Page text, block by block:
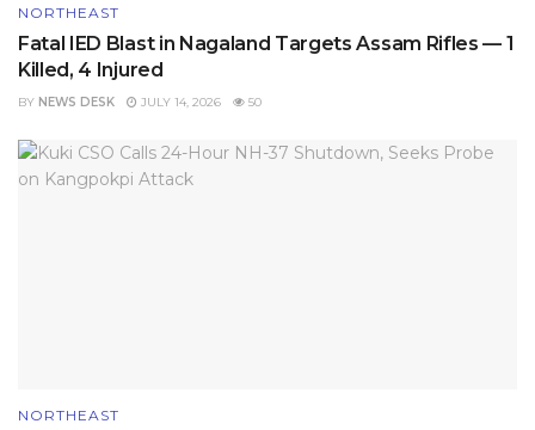
NORTHEAST
Fatal IED Blast in Nagaland Targets Assam Rifles — 1
Killed, 4 Injured
BY NEWS DESK JULY 14, 2026 50
NORTHEAST